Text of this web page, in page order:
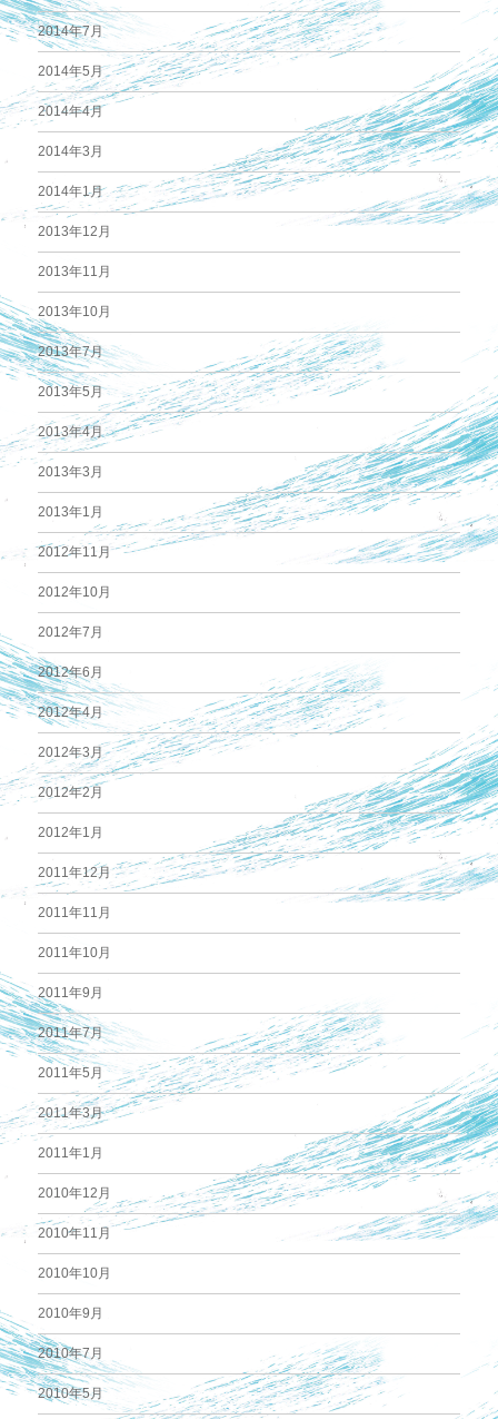
2014年7月
2014年5月
2014年4月
2014年3月
2014年1月
2013年12月
2013年11月
2013年10月
2013年7月
2013年5月
2013年4月
2013年3月
2013年1月
2012年11月
2012年10月
2012年7月
2012年6月
2012年4月
2012年3月
2012年2月
2012年1月
2011年12月
2011年11月
2011年10月
2011年9月
2011年7月
2011年5月
2011年3月
2011年1月
2010年12月
2010年11月
2010年10月
2010年9月
2010年7月
2010年5月